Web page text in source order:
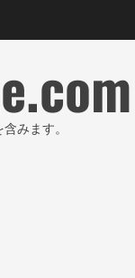
みます。